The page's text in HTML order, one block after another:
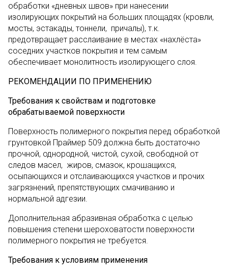
обработки «дневных швов» при нанесении
изолирующих покрытий на больших площадях (кровли,
мосты, эстакады, тоннели, причалы), т.к.
предотвращает расслаивание в местах «нахлёста»
соседних участков покрытия и тем самым
обеспечивает монолитность изолирующего слоя.
РЕКОМЕНДАЦИИ ПО ПРИМЕНЕНИЮ
Требования к свойствам и подготовке
обрабатываемой поверхности
Поверхность полимерного покрытия перед обработкой
грунтовкой Праймер 509 должна быть достаточно
прочной, однородной, чистой, сухой, свободной от
следов масел, жиров, смазок, крошащихся,
осыпающихся и отслаивающихся участков и прочих
загрязнений, препятствующих смачиванию и
нормальной адгезии.
Дополнительная абразивная обработка с целью
повышения степени шероховатости поверхности
полимерного покрытия не требуется.
Требования к условиям применения